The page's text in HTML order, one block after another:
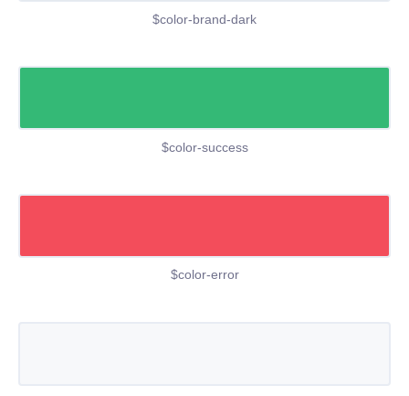
$color-brand-dark
$color-success
$color-error